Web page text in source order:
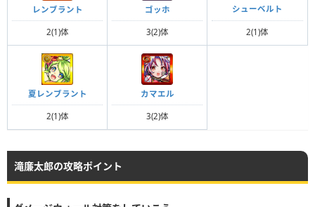
レンブラント
2(1)体
ゴッホ
3(2)体
シューベルト
2(1)体
夏レンブラント
2(1)体
カマエル
3(2)体
滝廉太郎の攻略ポイント